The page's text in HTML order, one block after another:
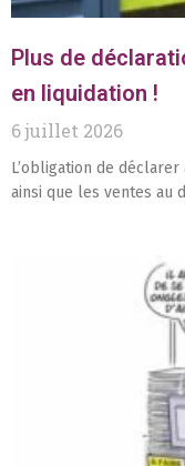
Plus de
en liquidation !
6 juillet 2026
L’obligation de
ainsi que les ventes au